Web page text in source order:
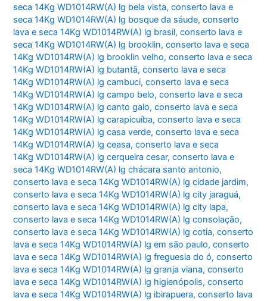
seca 14Kg WD1014RW(A) lg bela vista,conserto lava e
seca 14Kg WD1014RW(A) lg bosque da sáude,conserto
lava e seca 14Kg WD1014RW(A) lg brasil,conserto lava e
seca 14Kg WD1014RW(A) lg brooklin,conserto lava e seca
14Kg WD1014RW(A) lg brooklin velho,conserto lava e seca
14Kg WD1014RW(A) lg butantã,conserto lava e seca
14Kg WD1014RW(A) lg cambuci,conserto lava e seca
14Kg WD1014RW(A) lg campo belo,conserto lava e seca
14Kg WD1014RW(A) lg canto galo,conserto lava e seca
14Kg WD1014RW(A) lg carapicuíba,conserto lava e seca
14Kg WD1014RW(A) lg casa verde,conserto lava e seca
14Kg WD1014RW(A) lg ceasa,conserto lava e seca
14Kg WD1014RW(A) lg cerqueira cesar,conserto lava e
seca 14Kg WD1014RW(A) lg chácara santo antonio,
conserto lava e seca 14Kg WD1014RW(A) lg cidade jardim,
conserto lava e seca 14Kg WD1014RW(A) lg city jaraguá,
conserto lava e seca 14Kg WD1014RW(A) lg city lapa,
conserto lava e seca 14Kg WD1014RW(A) lg consolação,
conserto lava e seca 14Kg WD1014RW(A) lg cotia,conserto
lava e seca 14Kg WD1014RW(A) lg em são paulo,conserto
lava e seca 14Kg WD1014RW(A) lg freguesia do ó,conserto
lava e seca 14Kg WD1014RW(A) lg granja viana,conserto
lava e seca 14Kg WD1014RW(A) lg higienópolis,conserto
lava e seca 14Kg WD1014RW(A) lg ibirapuera,conserto lava